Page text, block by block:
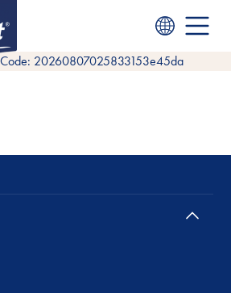
20260807025833153e45da